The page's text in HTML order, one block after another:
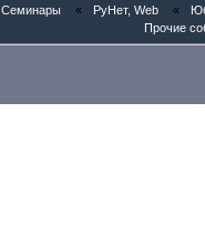
Семинары « РуНет, Web «
Прочие